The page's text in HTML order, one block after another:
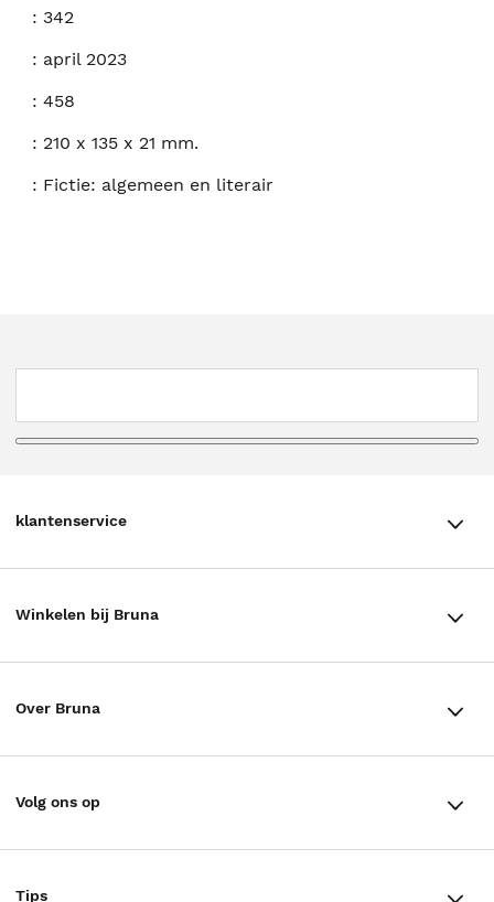
: 342
: april 2023
: 458
: 210 x 135 x 21 mm.
: Fictie: algemeen en literair
klantenservice
Annuleren & Retourneren
Veelgestelde vragen
Winkelen bij Bruna
Staatsloterij
Over Bruna
Volg ons op
Tips